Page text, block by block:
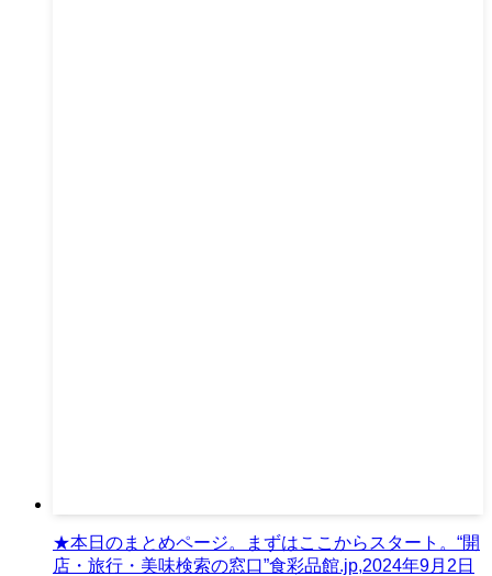
★本日のまとめページ。まずはここからスタート。“開
店・旅行・美味検索の窓口”食彩品館.jp,2024年9月2日